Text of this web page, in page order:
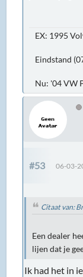
EX: 1995
Eindstand
Nu: '04 VW
#53 06-03-
Citaat van:
Een dealer
lijen dat je
Ik had het in